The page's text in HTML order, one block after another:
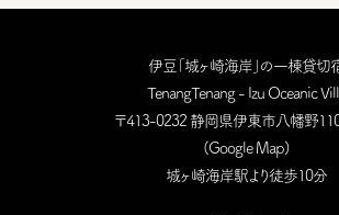
伊豆「城ヶ崎海岸」の一棟貸切
TenangTenang - Izu Oceanic
〒413-0232 静岡県伊東市八幡野
(Google Map)
城ヶ崎海岸駅より徒歩10分